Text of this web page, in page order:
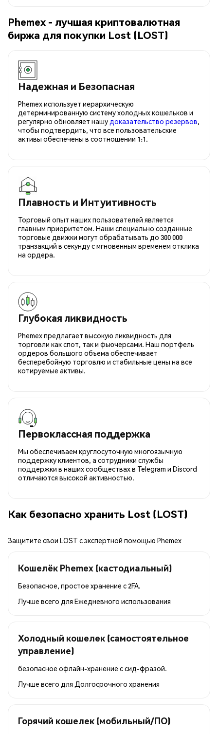
Phemex - лучшая криптовалютная
биржа для покупки Lost (LOST)
Надежная и Безопасная
Phemex использует иерархическую
детерминированную систему холодных кошельков и
регулярно обновляет нашу доказательство резервов,
чтобы подтвердить, что все пользовательские
активы обеспечены в соотношении 1:1.
Плавность и Интуитивность
Торговый опыт наших пользователей является
главным приоритетом. Наши специально созданные
торговые движки могут обрабатывать до 300 000
транзакций в секунду с мгновенным временем отклика
на ордера.
Глубокая ликвидность
Phemex предлагает высокую ликвидность для
торговли как спот, так и фьючерсами. Наш портфель
ордеров большого объема обеспечивает
бесперебойную торговлю и стабильные цены на все
котируемые активы.
Первоклассная поддержка
Мы обеспечиваем круглосуточную многоязычную
поддержку клиентов, а сотрудники службы
поддержки в наших сообществах в Telegram и Discord
отличаются высокой активностью.
Как безопасно хранить Lost (LOST)
Защитите свои LOST с экспертной помощью Phemex
Кошелёк Phemex (кастодиальный)
Безопасное, простое хранение с 2FA.
Лучше всего для Ежедневного использования
Холодный кошелек (самостоятельное
управление)
безопасное офлайн-хранение с сид-фразой.
Лучше всего для Долгосрочного хранения
Горячий кошелек (мобильный/ПО)